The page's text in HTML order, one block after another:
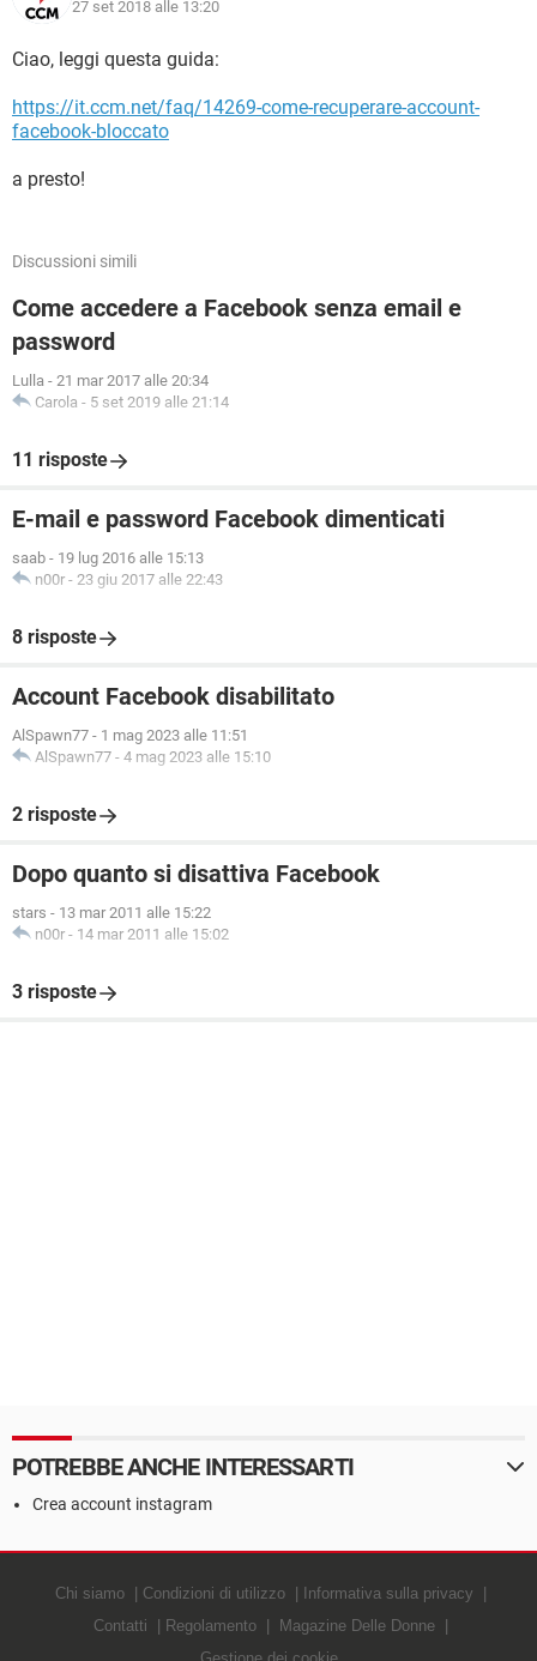
27 set 2018 alle 13:20
Ciao, leggi questa guida:
https://it.ccm.net/faq/14269-come-recuperare-account-
facebook-bloccato
a presto!
Discussioni simili
Come accedere a Facebook senza email e
password
Lulla - 21 mar 2017 alle 20:34
Carola - 5 set 2019 alle 21:14
11 risposte
E-mail e password Facebook dimenticati
saab - 19 lug 2016 alle 15:13
n00r - 23 giu 2017 alle 22:43
8 risposte
Account Facebook disabilitato
AlSpawn77 - 1 mag 2023 alle 11:51
AlSpawn77 - 4 mag 2023 alle 15:10
2 risposte
Dopo quanto si disattiva Facebook
stars - 13 mar 2011 alle 15:22
n00r - 14 mar 2011 alle 15:02
3 risposte
POTREBBE ANCHE INTERESSARTI
Crea account instagram
Chi siamo Condizioni di utilizzo
Informativa sulla privacy
Contatti
Regolamento
Magazine Delle Donne